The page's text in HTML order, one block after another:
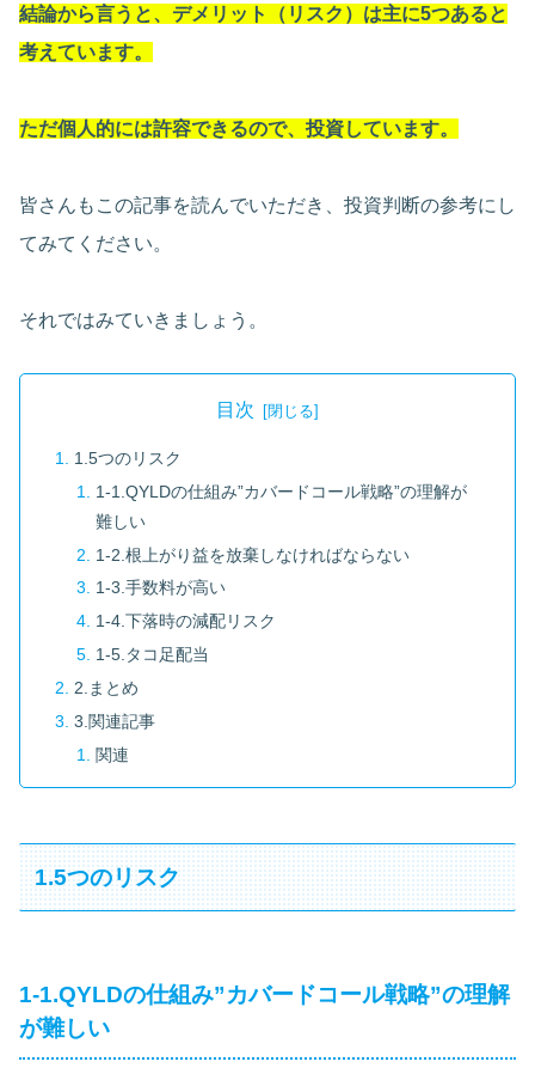
結論から言うと、デメリット（リスク）は主に5つあると
考えています。
ただ個人的には許容できるので、投資しています。
皆さんもこの記事を読んでいただき、投資判断の参考にし
てみてください。
それではみていきましょう。
目次
1.5つのリスク
1-1.QYLDの仕組み”カバードコール戦略”の理解が
難しい
1-2.根上がり益を放棄しなければならない
1-3.手数料が高い
1-4.下落時の減配リスク
1-5.タコ足配当
2.まとめ
3.関連記事
関連
1.5つのリスク
1-1.QYLDの仕組み”カバードコール戦略”の理解
が難しい